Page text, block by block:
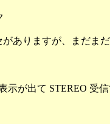
ありますが、まだま
示が出て STEREO 受